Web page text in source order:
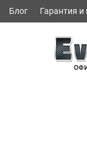
Блог Гарантия и